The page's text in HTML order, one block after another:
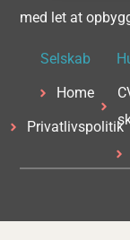
med let at
Selskab
Home
Privatlivspolitik